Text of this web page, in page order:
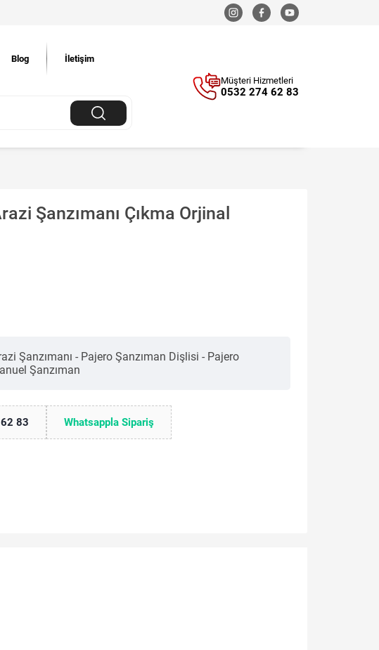
Blog İletişim
Müşteri Hizmetleri
0532 274 62 83
Şanzımanı Çıkma Orjinal
Şanzımanı - Pajero Şanzıman Dişlisi - Pajero
Şanzıman
83 Whatsappla Sipariş